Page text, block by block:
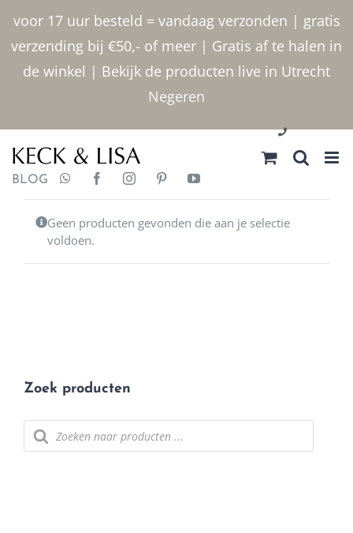
voor 17 uur besteld = vandaag verzonden | gratis
verzending bij €50,- of meer | Gratis af te halen in
de winkel | Bekijk de producten live in Utrecht
Negeren
inhoud
030 2400000
BLOG
Geen producten gevonden die aan je selectie
voldoen.
Zoek producten
Producten
zoeken